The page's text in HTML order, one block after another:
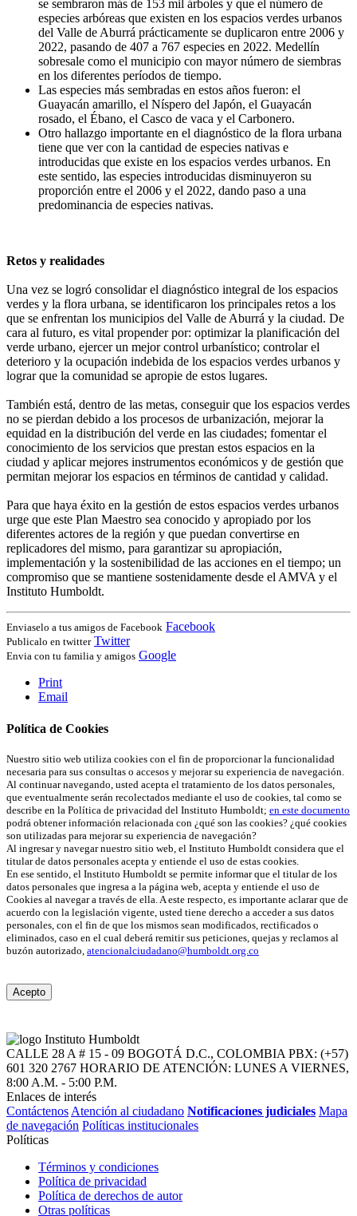
se sembraron más de 153 mil árboles y que el número de
especies arbóreas que existen en los espacios verdes urbanos
del Valle de Aburrá prácticamente se duplicaron entre 2006 y
2022, pasando de 407 a 767 especies en 2022. Medellín
sobresale como el municipio con mayor número de siembras
en los diferentes períodos de tiempo.
Las especies más sembradas en estos años fueron: el
Guayacán amarillo, el Níspero del Japón, el Guayacán
rosado, el Ébano, el Casco de vaca y el Carbonero.
Otro hallazgo importante en el diagnóstico de la flora urbana
tiene que ver con la cantidad de especies nativas e
introducidas que existe en los espacios verdes urbanos. En
este sentido, las especies introducidas disminuyeron su
proporción entre el 2006 y el 2022, dando paso a una
predominancia de especies nativas.
Retos y realidades
Una vez se logró consolidar el diagnóstico integral de los espacios
verdes y la flora urbana, se identificaron los principales retos a los
que se enfrentan los municipios del Valle de Aburrá y la ciudad. De
cara al futuro, es vital propender por: optimizar la planificación del
verde urbano, ejercer un mejor control urbanístico; controlar el
deterioro y la ocupación indebida de los espacios verdes urbanos y
lograr que la comunidad se apropie de estos lugares.
También está, dentro de las metas, conseguir que los espacios verdes
no se pierdan debido a los procesos de urbanización, mejorar la
equidad en la distribución del verde en las ciudades; fomentar el
conocimiento de los servicios que prestan estos espacios en la
ciudad y aplicar mejores instrumentos económicos y de gestión que
permitan mejorar los espacios en términos de cantidad y calidad.
Para que haya éxito en la gestión de estos espacios verdes urbanos
urge que este Plan Maestro sea conocido y apropiado por los
diferentes actores de la región y que puedan convertirse en
replicadores del mismo, para garantizar su apropiación,
implementación y la sostenibilidad de las acciones en el tiempo; un
compromiso que se mantiene sostenidamente desde el AMVA y el
Instituto Humboldt.
Enviaselo a tus amigos de Facebook Facebook
Publicalo en twitter Twitter
Envia con tu familia y amigos Google
Print
Email
Política de Cookies
Nuestro sitio web utiliza cookies con el fin de proporcionar la funcionalidad
necesaria para sus consultas o accesos y mejorar su experiencia de navegación.
Al continuar navegando, usted acepta el tratamiento de los datos personales,
que eventualmente serán recolectados mediante el uso de cookies, tal como se
describe en la Política de privacidad del Instituto Humboldt; en este documento
podrá obtener información relacionada con ¿qué son las cookies? ¿qué cookies
son utilizadas para mejorar su experiencia de navegación?
Al ingresar y navegar nuestro sitio web, el Instituto Humboldt considera que el
titular de datos personales acepta y entiende el uso de estas cookies.
En ese sentido, el Instituto Humboldt se permite informar que el titular de los
datos personales que ingresa a la página web, acepta y entiende el uso de
Cookies al navegar a través de ella. A este respecto, es importante aclarar que de
acuerdo con la legislación vigente, usted tiene derecho a acceder a sus datos
personales, con el fin de que los mismos sean modificados, rectificados o
eliminados, caso en el cual deberá remitir sus peticiones, quejas y reclamos al
buzón autorizado, atencionalciudadano@humboldt.org.co
Acepto
CALLE 28 A # 15 - 09 BOGOTÁ D.C., COLOMBIA PBX: (+57)
601 320 2767 HORARIO DE ATENCIÓN: LUNES A VIERNES,
8:00 A.M. - 5:00 P.M.
Enlaces de interés
Contáctenos Atención al ciudadano Notificaciones judiciales Mapa
de navegación Políticas institucionales
Políticas
Términos y condiciones
Política de privacidad
Política de derechos de autor
Otras políticas